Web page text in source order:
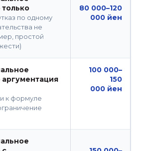
по одному
не
простой
80 000–120
000 йен
к формуле
100 000–
150
000 йен